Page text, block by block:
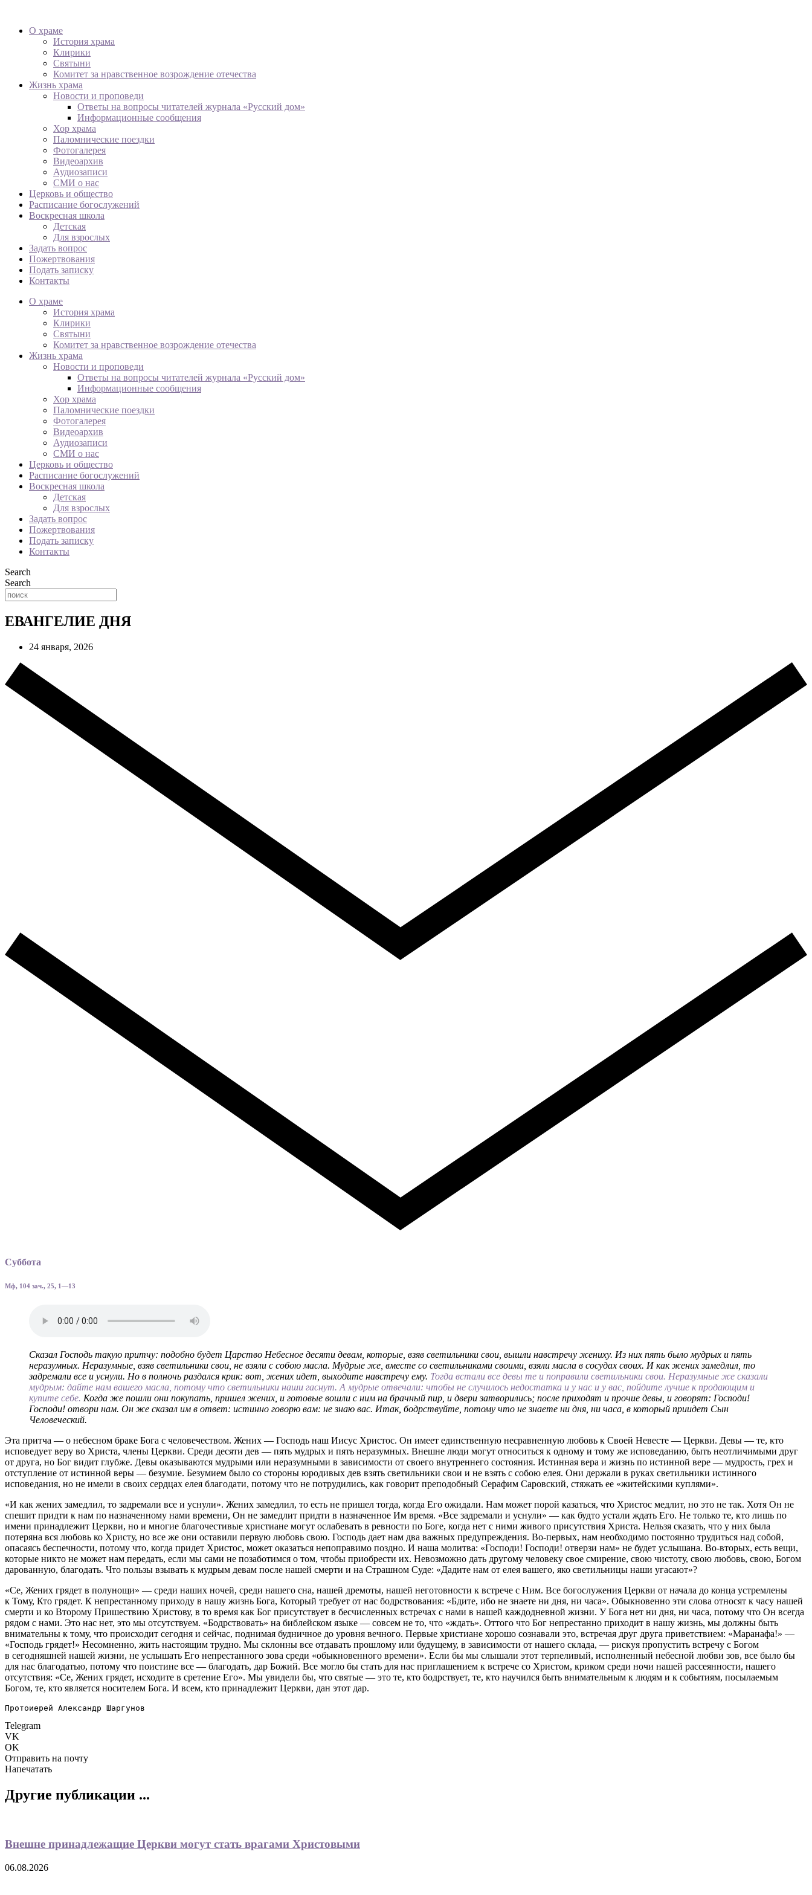
О храме
История храма
Клирики
Святыни
Комитет за нравственное возрождение отечества
Жизнь храма
Новости и проповеди
Ответы на вопросы читателей журнала «Русский дом»
Информационные сообщения
Хор храма
Паломнические поездки
Фотогалерея
Видеоархив
Аудиозаписи
СМИ о нас
Церковь и общество
Расписание богослужений
Воскресная школа
Детская
Для взрослых
Задать вопрос
Пожертвования
Подать записку
Контакты
О храме
История храма
Клирики
Святыни
Комитет за нравственное возрождение отечества
Жизнь храма
Новости и проповеди
Ответы на вопросы читателей журнала «Русский дом»
Информационные сообщения
Хор храма
Паломнические поездки
Фотогалерея
Видеоархив
Аудиозаписи
СМИ о нас
Церковь и общество
Расписание богослужений
Воскресная школа
Детская
Для взрослых
Задать вопрос
Пожертвования
Подать записку
Контакты
Search
Search
ЕВАНГЕЛИЕ ДНЯ
24 января, 2026
Суббота
Мф, 104 зач., 25, 1—13
Сказал Господь такую притчу: подобно будет Царство Небесное десяти девам, которые, взяв светильники свои, вышли навстречу жениху. Из них пять было мудрых и пять
неразумных. Неразумные, взяв светильники свои, не взяли с собою масла. Мудрые же, вместе со светильниками своими, взяли масла в сосудах своих. И как жених замедлил, то
задремали все и уснули. Но в полночь раздался крик: вот, жених идет, выходите навстречу ему. Тогда встали все девы те и поправили светильники свои. Неразумные же сказали
мудрым: дайте нам вашего масла, потому что светильники наши гаснут. А мудрые отвечали: чтобы не случилось недостатка и у нас и у вас, пойдите лучше к продающим и
купите себе. Когда же пошли они покупать, пришел жених, и готовые вошли с ним на брачный пир, и двери затворились; после приходят и прочие девы, и говорят: Господи!
Господи! отвори нам. Он же сказал им в ответ: истинно говорю вам: не знаю вас. Итак, бодрствуйте, потому что не знаете ни дня, ни часа, в который приидет Сын
Человеческий.
Эта притча — о небесном браке Бога с человечеством. Жених — Господь наш Иисус Христос. Он имеет единственную несравненную любовь к Своей Невесте — Церкви. Девы — те, кто
исповедует веру во Христа, члены Церкви. Среди десяти дев — пять мудрых и пять неразумных. Внешне люди могут относиться к одному и тому же исповеданию, быть неотличимыми друг
от друга, но Бог видит глубже. Девы оказываются мудрыми или неразумными в зависимости от своего внутреннего состояния. Истинная вера и жизнь по истинной вере — мудрость, грех и
отступление от истинной веры — безумие. Безумием было со стороны юродивых дев взять светильники свои и не взять с собою елея. Они держали в руках светильники истинного
исповедания, но не имели в своих сердцах елея благодати, потому что не потрудились, как говорит преподобный Серафим Саровский, стяжать ее «житейскими куплями».
«И как жених замедлил, то задремали все и уснули». Жених замедлил, то есть не пришел тогда, когда Его ожидали. Нам может порой казаться, что Христос медлит, но это не так. Хотя Он не
спешит придти к нам по назначенному нами времени, Он не замедлит придти в назначенное Им время. «Все задремали и уснули» — как будто устали ждать Его. Не только те, кто лишь по
имени принадлежит Церкви, но и многие благочестивые христиане могут ослабевать в ревности по Боге, когда нет с ними живого присутствия Христа. Нельзя сказать, что у них была
потеряна вся любовь ко Христу, но все же они оставили первую любовь свою. Господь дает нам два важных предупреждения. Во-первых, нам необходимо постоянно трудиться над собой,
опасаясь беспечности, потому что, когда придет Христос, может оказаться непоправимо поздно. И наша молитва: «Господи! Господи! отверзи нам» не будет услышана. Во-вторых, есть вещи,
которые никто не может нам передать, если мы сами не позаботимся о том, чтобы приобрести их. Невозможно дать другому человеку свое смирение, свою чистоту, свою любовь, свою, Богом
дарованную, благодать. Что пользы взывать к мудрым девам после нашей смерти и на Страшном Суде: «Дадите нам от елея вашего, яко светильницы наши угасают»?
«Се, Жених грядет в полунощи» — среди наших ночей, среди нашего сна, нашей дремоты, нашей неготовности к встрече с Ним. Все богослужения Церкви от начала до конца устремлены
к Тому, Кто грядет. К непрестанному приходу в нашу жизнь Бога, Который требует от нас бодрствования: «Бдите, ибо не знаете ни дня, ни часа». Обыкновенно эти слова относят к часу нашей
смерти и ко Второму Пришествию Христову, в то время как Бог присутствует в бесчисленных встречах с нами в нашей каждодневной жизни. У Бога нет ни дня, ни часа, потому что Он всегда
рядом с нами. Это нас нет, это мы отсутствуем. «Бодрствовать» на библейском языке — совсем не то, что «ждать». Оттого что Бог непрестанно приходит в нашу жизнь, мы должны быть
внимательны к тому, что происходит сегодня и сейчас, поднимая будничное до уровня вечного. Первые христиане хорошо сознавали это, встречая друг друга приветствием: «Маранафа!» —
«Господь грядет!» Несомненно, жить настоящим трудно. Мы склонны все отдавать прошлому или будущему, в зависимости от нашего склада, — рискуя пропустить встречу с Богом
в сегодняшней нашей жизни, не услышать Его непрестанного зова среди «обыкновенного времени». Если бы мы слышали этот терпеливый, исполненный небесной любви зов, все было бы
для нас благодатью, потому что поистине все — благодать, дар Божий. Все могло бы стать для нас приглашением к встрече со Христом, криком среди ночи нашей рассеянности, нашего
отсутствия: «Се, Жених грядет, исходите в сретение Его». Мы увидели бы, что святые — это те, кто бодрствует, те, кто научился быть внимательным к людям и к событиям, посылаемым
Богом, те, кто является носителем Бога. И всем, кто принадлежит Церкви, дан этот дар.
Протоиерей Александр Шаргунов
Telegram
VK
OK
Отправить на почту
Напечатать
Другие публикации ...
Внешне принадлежащие Церкви могут стать врагами Христовыми
06.08.2026